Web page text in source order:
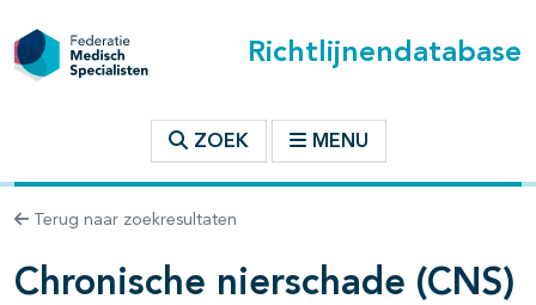
Richtlijnendatabase
ZOEK MENU
Terug naar zoekresultaten
Chronische nierschade (CNS)
binnen deze richtlijn